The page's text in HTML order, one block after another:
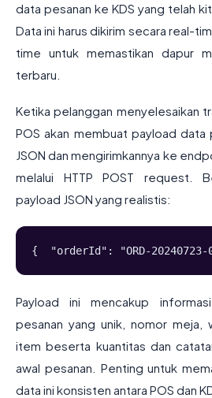
data pesanan ke KDS yang telah
Data ini harus dikirim secara real-
time untuk memastikan dapur
terbaru.
Ketika pelanggan menyelesaikan
POS akan membuat payload data
JSON dan mengirimkannya ke
melalui HTTP POST request.
payload JSON yang realistis:
{  "orderId": "ORD-
Payload ini mencakup
pesanan yang unik, nomor meja,
item beserta kuantitas dan
awal pesanan. Penting untuk
data ini konsisten antara POS dan